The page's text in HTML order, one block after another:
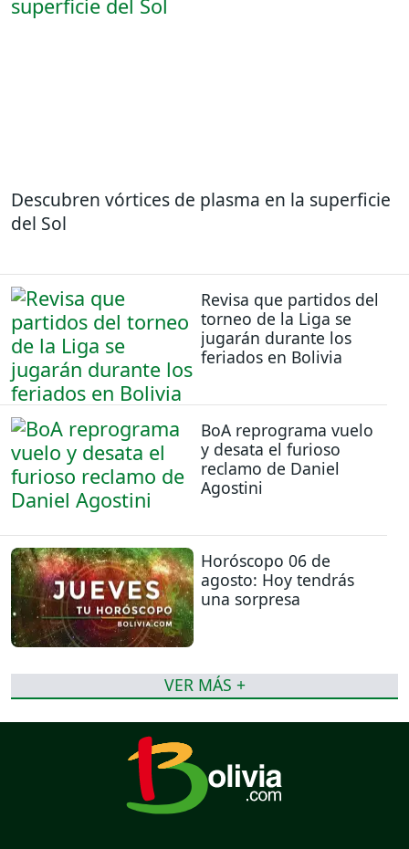
Descubren vórtices de plasma en la superficie
del Sol
Revisa que partidos del
torneo de la Liga se
jugarán durante los
feriados en Bolivia
BoA reprograma vuelo
y desata el furioso
reclamo de Daniel
Agostini
Horóscopo 06 de
agosto: Hoy tendrás
una sorpresa
VER MÁS +